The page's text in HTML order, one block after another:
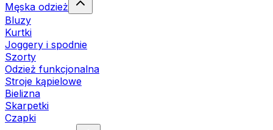
Męska odzież
Bluzy
Kurtki
Joggery i spodnie
Szorty
Odzież funkcjonalna
Stroje kąpielowe
Bielizna
Skarpetki
Czapki